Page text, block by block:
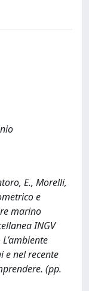
E., Morelli,
e
marino
INGV
e nel recente
(pp.